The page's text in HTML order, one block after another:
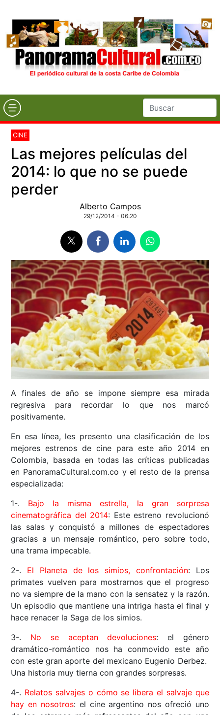
CINE
Las mejores películas del
2014: lo que no se puede
perder
Alberto Campos
29/12/2014 - 06:20
A finales de año se impone siempre esa mirada
regresiva para recordar lo que nos marcó
positivamente.
En esa línea, les presento una clasificación de los
mejores estrenos de cine para este año 2014 en
Colombia, basada en todas las críticas publicadas
en PanoramaCultural.com.co y el resto de la prensa
especializada:
1-. Bajo la misma estrella, la gran sorpresa
cinematográfica del 2014: Este estreno revolucionó
las salas y conquistó a millones de espectadores
gracias a un mensaje romántico, pero sobre todo,
una trama impecable.
2-. El Planeta de los simios, confrontación: Los
primates vuelven para mostrarnos que el progreso
no va siempre de la mano con la sensatez y la razón.
Un episodio que mantiene una intriga hasta el final y
hace renacer la Saga de los simios.
3-. No se aceptan devoluciones: el género
dramático-romántico nos ha conmovido este año
con este gran aporte del mexicano Eugenio Derbez.
Una historia muy tierna con grandes sorpresas.
4-. Relatos salvajes o cómo se libera el salvaje que
hay en nosotros: el cine argentino nos ofreció uno